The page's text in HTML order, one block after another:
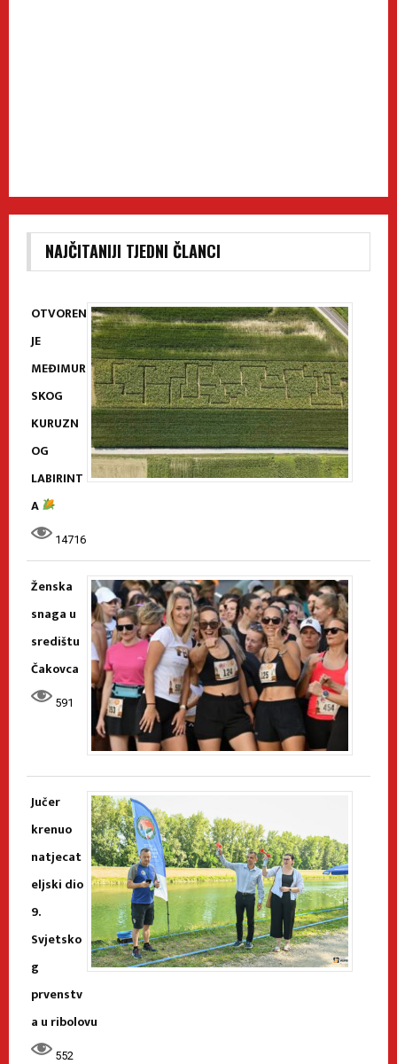
NAJČITANIJI TJEDNI ČLANCI
OTVOREN
JE
MEĐIMUR
SKOG
KURUZN
OG
LABIRINT
A
14716
Ženska
snaga u
središtu
Čakovca
591
Jučer
krenuo
natjecat
eljski dio
9.
Svjetsko
g
prvenstv
a u ribolovu
552